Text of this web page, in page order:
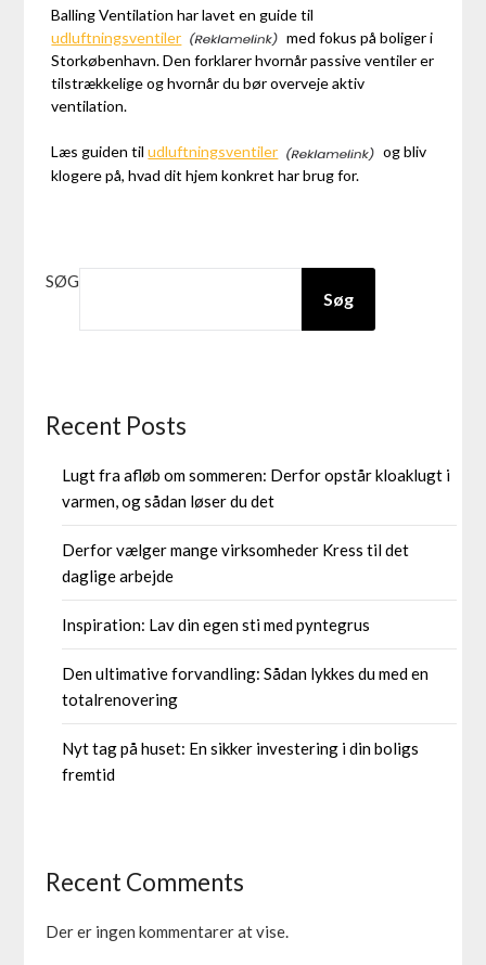
Balling Ventilation har lavet en guide til
udluftningsventiler
med fokus på boliger i
Storkøbenhavn. Den forklarer hvornår passive ventiler er
tilstrækkelige og hvornår du bør overveje aktiv
ventilation.
Læs guiden tiludluftningsventiler
og bliv
klogere på, hvad dit hjem konkret har brug for.
SØG
Søg
Recent Posts
Lugt fra afløb om sommeren: Derfor opstår kloaklugt i
varmen, og sådan løser du det
Derfor vælger mange virksomheder Kress til det
daglige arbejde
Inspiration: Lav din egen sti med pyntegrus
Den ultimative forvandling: Sådan lykkes du med en
totalrenovering
Nyt tag på huset: En sikker investering i din boligs
fremtid
Recent Comments
Der er ingen kommentarer at vise.